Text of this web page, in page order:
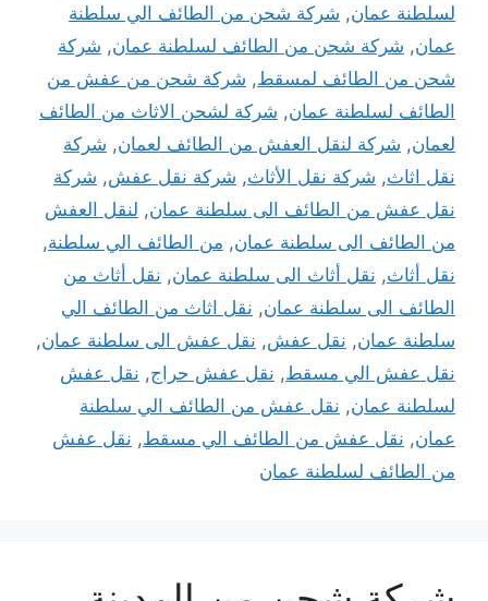
لسلطنة عمان, شركة شحن من الطائف الي سلطنة
عمان, شركة شحن من الطائف لسلطنة عمان, شركة
شحن من الطائف لمسقط, شركة شحن من عفش من
الطائف لسلطنة عمان, شركة لشحن الاثاث من الطائف
لعمان, شركة لنقل العفش من الطائف لعمان, شركة
نقل اثاث, شركة نقل الأثاث, شركة نقل عفش, شركة
نقل عفش من الطائف الى سلطنة عمان, لنقل العفش
من الطائف الى سلطنة عمان, من الطائف الي سلطنة,
نقل أثاث, نقل أثاث الى سلطنة عمان, نقل أثاث من
الطائف الى سلطنة عمان, نقل اثاث من الطائف الي
سلطنة عمان, نقل عفش, نقل عفش الى سلطنة عمان,
نقل عفش الي مسقط, نقل عفش حراج, نقل عفش
لسلطنة عمان, نقل عفش من الطائف الي سلطنة
عمان, نقل عفش من الطائف الي مسقط, نقل عفش
من الطائف لسلطنة عمان